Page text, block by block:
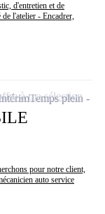
d'entretien et de
l'atelier - Encadrer,
pour notre client,
auto service
Temps plein
à ma sélection